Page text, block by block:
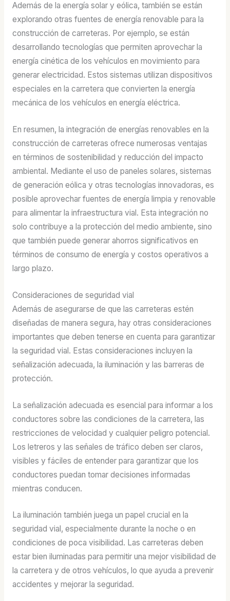
Además de la energía solar y eólica, también se están
explorando otras fuentes de energía renovable para la
construcción de carreteras. Por ejemplo, se están
desarrollando tecnologías que permiten aprovechar la
energía cinética de los vehículos en movimiento para
generar electricidad. Estos sistemas utilizan dispositivos
especiales en la carretera que convierten la energía
mecánica de los vehículos en energía eléctrica.
En resumen, la integración de energías renovables en la
construcción de carreteras ofrece numerosas ventajas
en términos de sostenibilidad y reducción del impacto
ambiental. Mediante el uso de paneles solares, sistemas
de generación eólica y otras tecnologías innovadoras, es
posible aprovechar fuentes de energía limpia y renovable
para alimentar la infraestructura vial. Esta integración no
solo contribuye a la protección del medio ambiente, sino
que también puede generar ahorros significativos en
términos de consumo de energía y costos operativos a
largo plazo.
Consideraciones de seguridad vial
Además de asegurarse de que las carreteras estén
diseñadas de manera segura, hay otras consideraciones
importantes que deben tenerse en cuenta para garantizar
la seguridad vial. Estas consideraciones incluyen la
señalización adecuada, la iluminación y las barreras de
protección.
La señalización adecuada es esencial para informar a los
conductores sobre las condiciones de la carretera, las
restricciones de velocidad y cualquier peligro potencial.
Los letreros y las señales de tráfico deben ser claros,
visibles y fáciles de entender para garantizar que los
conductores puedan tomar decisiones informadas
mientras conducen.
La iluminación también juega un papel crucial en la
seguridad vial, especialmente durante la noche o en
condiciones de poca visibilidad. Las carreteras deben
estar bien iluminadas para permitir una mejor visibilidad de
la carretera y de otros vehículos, lo que ayuda a prevenir
accidentes y mejorar la seguridad.